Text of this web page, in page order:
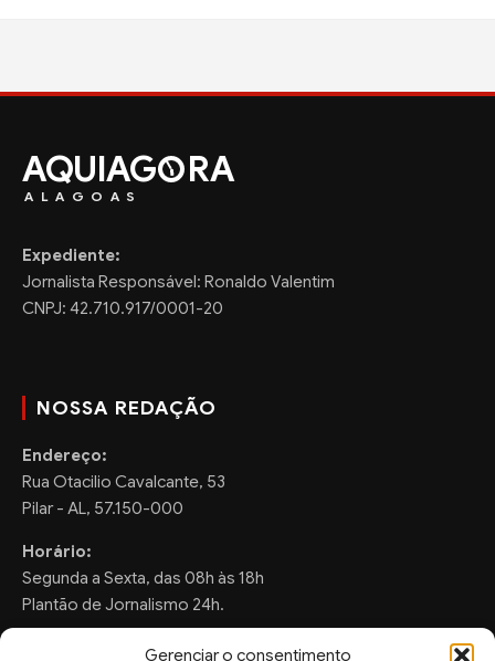
Gerenciar o consentimento
AQUIAG RA
ALAGOAS
Expediente:
Jornalista Responsável: Ronaldo Valentim
CNPJ: 42.710.917/0001-20
NOSSA REDAÇÃO
Endereço:
Rua Otacilio Cavalcante, 53
Pilar - AL, 57.150-000
Horário:
Segunda a Sexta, das 08h às 18h
Plantão de Jornalismo 24h.